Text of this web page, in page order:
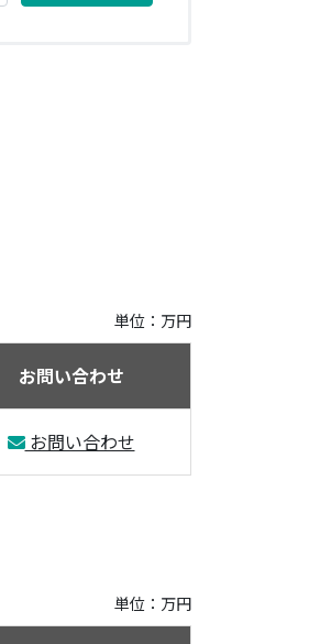
単位：万円
お問い合わせ
お問い合わせ
単位：万円